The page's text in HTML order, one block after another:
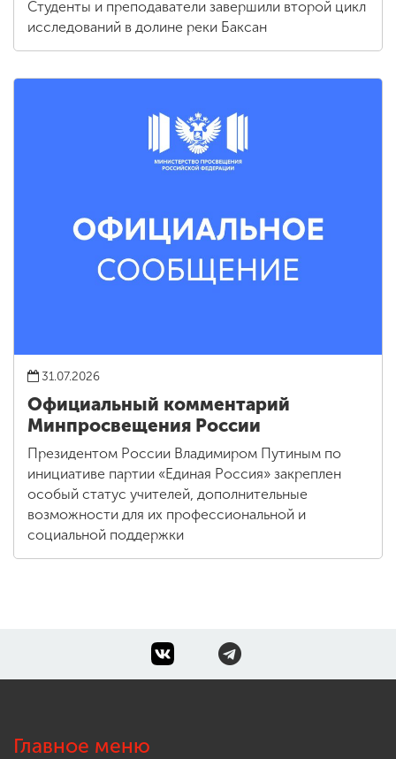
Студенты и преподаватели завершили второй цикл
исследований в долине реки Баксан
31.07.2026
Официальный комментарий
Минпросвещения России
Президентом России Владимиром Путиным по
инициативе партии «Единая Россия» закреплен
особый статус учителей, дополнительные
возможности для их профессиональной и
социальной поддержки
Главное меню